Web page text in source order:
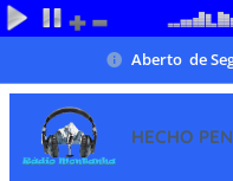
Aberto de
HECHO